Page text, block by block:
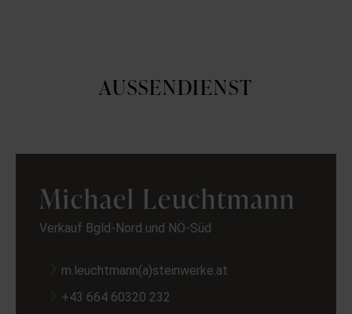
AUSSENDIENST
Michael Leuchtmann
Verkauf Bgld-Nord und NÖ-Süd
m.leuchtmann(a)steinwerke.at
+43 664 60320 232